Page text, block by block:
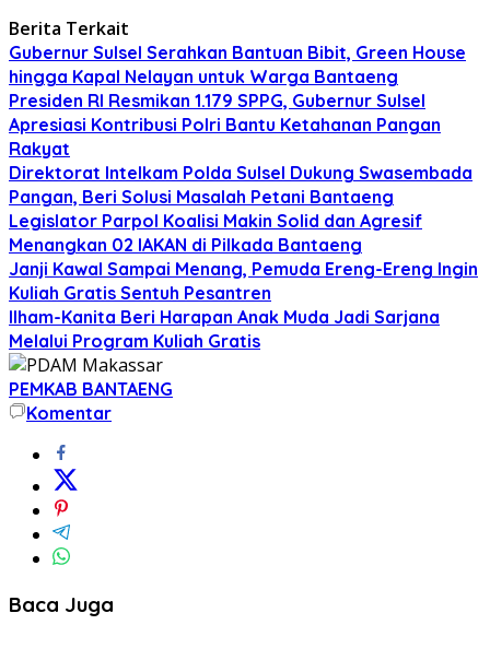
Berita Terkait
Gubernur Sulsel Serahkan Bantuan Bibit, Green House
hingga Kapal Nelayan untuk Warga Bantaeng
Presiden RI Resmikan 1.179 SPPG, Gubernur Sulsel
Apresiasi Kontribusi Polri Bantu Ketahanan Pangan
Rakyat
Direktorat Intelkam Polda Sulsel Dukung Swasembada
Pangan, Beri Solusi Masalah Petani Bantaeng
Legislator Parpol Koalisi Makin Solid dan Agresif
Menangkan 02 IAKAN di Pilkada Bantaeng
Janji Kawal Sampai Menang, Pemuda Ereng-Ereng Ingin
Kuliah Gratis Sentuh Pesantren
Ilham-Kanita Beri Harapan Anak Muda Jadi Sarjana
Melalui Program Kuliah Gratis
PEMKAB BANTAENG
Komentar
Baca Juga